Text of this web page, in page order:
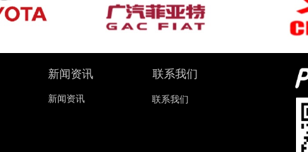
新闻资讯 联系我们
新闻资讯 联系我们